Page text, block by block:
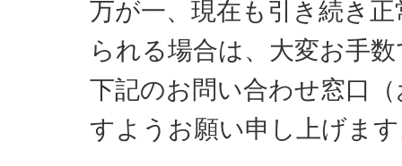
万が一、現在も引き続き
られる場合は、大変お手
下記のお問い合わせ窓口
すようお願い申し上げま